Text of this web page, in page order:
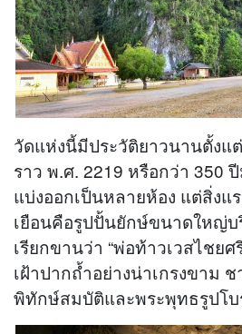
วัดแห่งนี้มีประวัติยาวนานตั้งแ
ราว พ.ศ. 2219 หรือกว่า 350
แบ่งออกเป็นหลายห้อง แต่สิ่งแ
เยือนคือรูปปั้นยักษ์ขนาดใหญ่
เรียกขานว่า “พ่อท้าวเวสไชยศ
เฝ้าปากถ้ำอย่างน่าเกรงขาม
พิทักษ์สมบัติและพระพุทธรูปโ